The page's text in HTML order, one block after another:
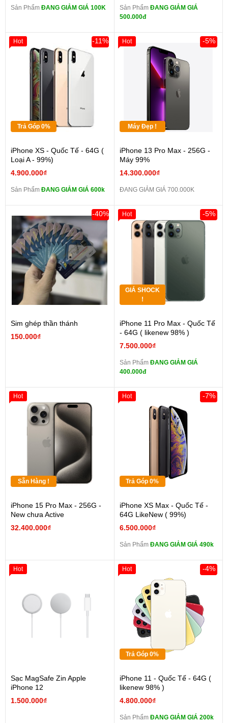
Sản Phẩm ĐANG GIẢM GIÁ 100K Sản Phẩm ĐANG GIẢM GIÁ
500.000đ
Trả Góp 0%
iPhone XS - Quốc Tế - 64G (
Loại A - 99%)
4.900.000₫
-11%
Sản Phẩm ĐANG GIẢM GIÁ 600k
Hot
Máy Đẹp !
iPhone 13 Pro Max - 256G -
Máy 99%
14.300.000₫
-5%
ĐANG GIẢM GIÁ 700.000K
Hot
Sim ghép thần thánh
150.000₫
-40%
GIÁ SHOCK
!
iPhone 11 Pro Max - Quốc Tế
- 64G ( likenew 98% )
7.500.000₫
-5%
Sản Phẩm ĐANG GIẢM GIÁ
400.000đ
Hot
Sẵn Hàng !
iPhone 15 Pro Max - 256G -
New chưa Active
32.400.000₫
Hot
Trả Góp 0%
iPhone XS Max - Quốc Tế -
64G LikeNew ( 99%)
6.500.000₫
-7%
Sản Phẩm ĐANG GIẢM GIÁ 490k
Hot
Sạc MagSafe Zin Apple
iPhone 12
1.500.000₫
Hot
Trả Góp 0%
iPhone 11 - Quốc Tế - 64G (
likenew 98% )
4.800.000₫
-4%
Sản Phẩm ĐANG GIẢM GIÁ 200k
Hot